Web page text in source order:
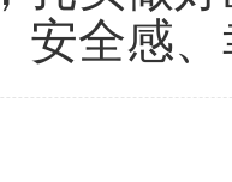
安全感